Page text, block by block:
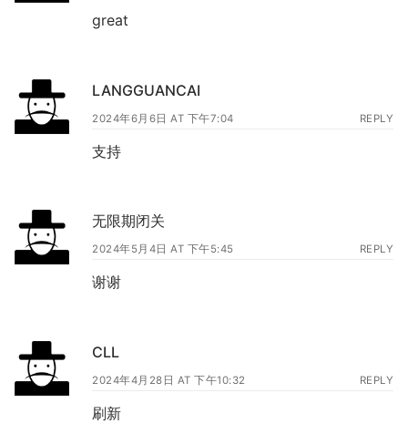
great
LANGGUANCAI
2024年6月6日 AT 下午7:04 REPLY
支持
无限期闭关
2024年5月4日 AT 下午5:45 REPLY
谢谢
CLL
2024年4月28日 AT 下午10:32 REPLY
刷新